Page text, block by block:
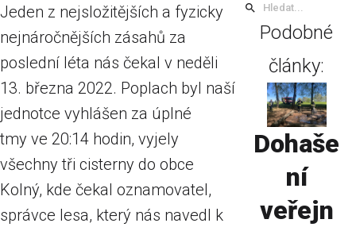
Jeden z nejsložitějších a fyzicky
nejnáročnějších zásahů za
poslední léta nás čekal v neděli
13. března 2022. Poplach byl naší
jednotce vyhlášen za úplné
tmy ve 20:14 hodin, vyjely
všechny tři cisterny do obce
Kolný, kde čekal oznamovatel,
správce lesa, který nás navedl k
Podobné
články:
Dohaše
ní
veřejn